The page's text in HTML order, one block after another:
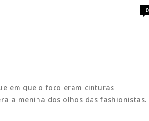
0
em que o foco eram cinturas
a menina dos olhos das fashionistas.